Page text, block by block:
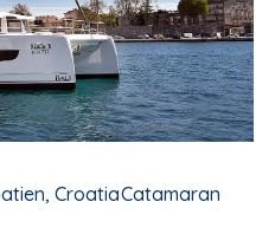
CroatiaCatamaran